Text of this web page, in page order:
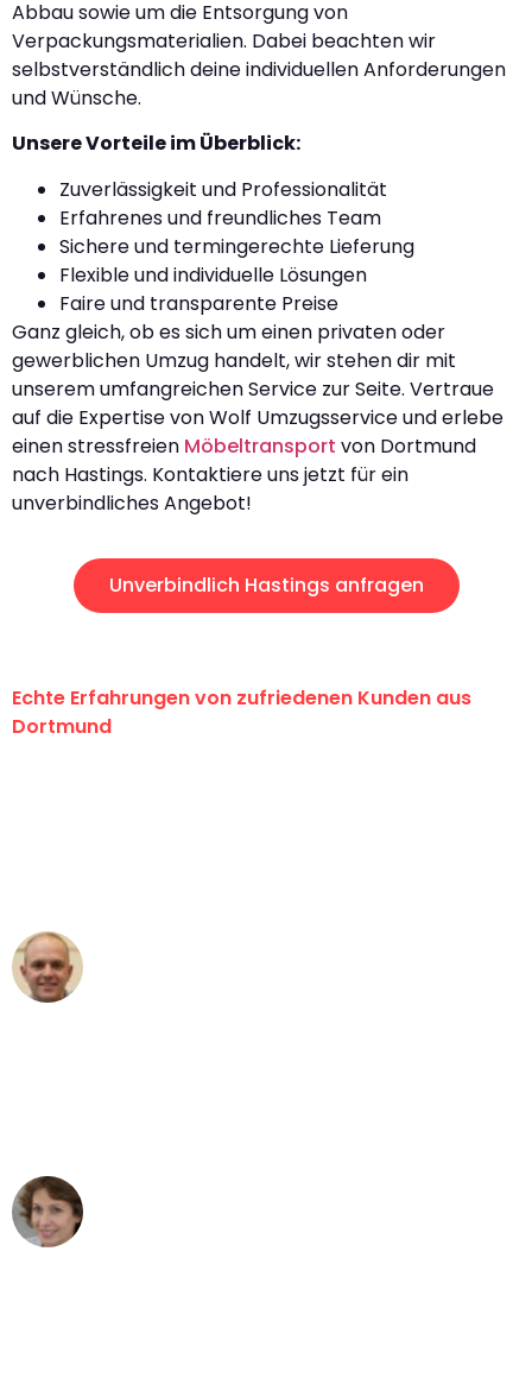
Abbau sowie um die Entsorgung von
Verpackungsmaterialien. Dabei beachten wir
selbstverständlich deine individuellen Anforderungen
und Wünsche.
Unsere Vorteile im Überblick:
Zuverlässigkeit und Professionalität
Erfahrenes und freundliches Team
Sichere und termingerechte Lieferung
Flexible und individuelle Lösungen
Faire und transparente Preise
Ganz gleich, ob es sich um einen privaten oder
gewerblichen Umzug handelt, wir stehen dir mit
unserem umfangreichen Service zur Seite. Vertraue
auf die Expertise von Wolf Umzugsservice und erlebe
einen stressfreien Möbeltransport von Dortmund
nach Hastings. Kontaktiere uns jetzt für ein
unverbindliches Angebot!
Unverbindlich Hastings anfragen
Echte Erfahrungen von zufriedenen Kunden aus
Dortmund